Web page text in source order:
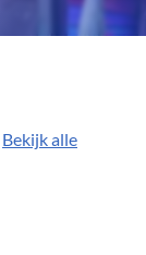
Bekijk alle